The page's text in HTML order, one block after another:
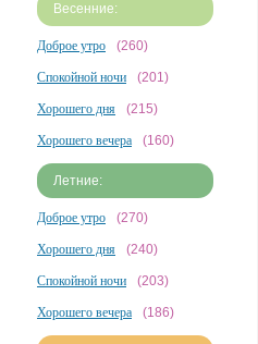
Весенние:
Доброе утро (260)
Спокойной ночи (201)
Хорошего дня (215)
Хорошего вечера (160)
Летние:
Доброе утро (270)
Хорошего дня (240)
Спокойной ночи (203)
Хорошего вечера (186)